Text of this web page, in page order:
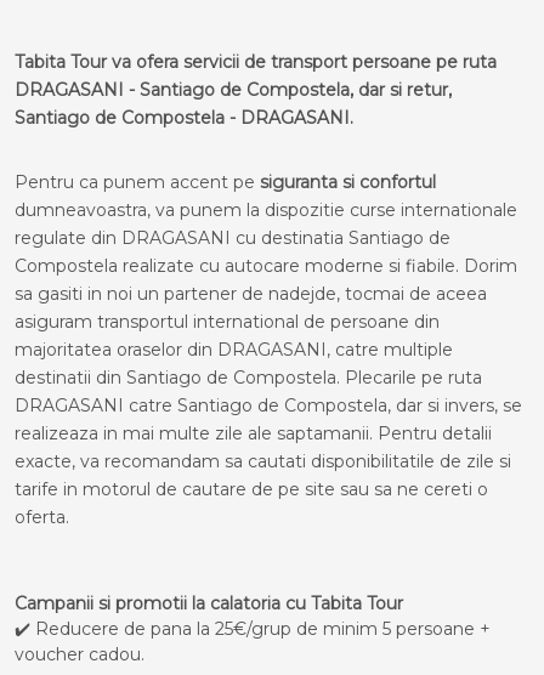
Tabita Tour va ofera servicii de transport persoane pe ruta
DRAGASANI - Santiago de Compostela, dar si retur,
Santiago de Compostela - DRAGASANI.
Pentru ca punem accent pe siguranta si confortul
dumneavoastra, va punem la dispozitie curse internationale
regulate din DRAGASANI cu destinatia Santiago de
Compostela realizate cu autocare moderne si fiabile. Dorim
sa gasiti in noi un partener de nadejde, tocmai de aceea
asiguram transportul international de persoane din
majoritatea oraselor din DRAGASANI, catre multiple
destinatii din Santiago de Compostela. Plecarile pe ruta
DRAGASANI catre Santiago de Compostela, dar si invers, se
realizeaza in mai multe zile ale saptamanii. Pentru detalii
exacte, va recomandam sa cautati disponibilitatile de zile si
tarife in motorul de cautare de pe site sau sa ne cereti o
oferta.
Campanii si promotii la calatoria cu Tabita Tour
✔️ Reducere de pana la 25€/grup de minim 5 persoane +
voucher cadou.